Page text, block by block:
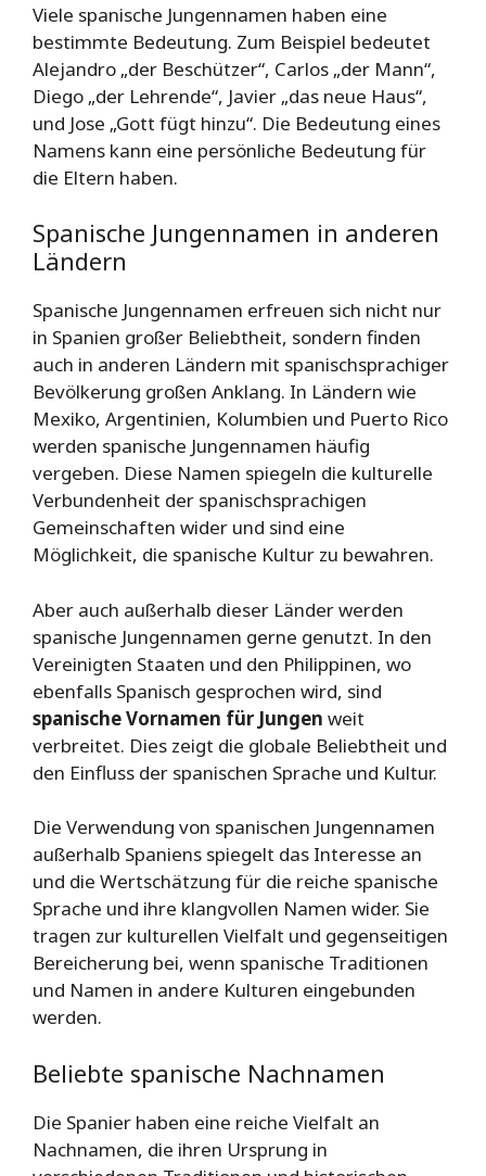
Viele spanische Jungennamen haben eine
bestimmte Bedeutung. Zum Beispiel bedeutet
Alejandro „der Beschützer“, Carlos „der Mann“,
Diego „der Lehrende“, Javier „das neue Haus“,
und Jose „Gott fügt hinzu“. Die Bedeutung eines
Namens kann eine persönliche Bedeutung für
die Eltern haben.
Spanische Jungennamen in anderen
Ländern
Spanische Jungennamen erfreuen sich nicht nur
in Spanien großer Beliebtheit, sondern finden
auch in anderen Ländern mit spanischsprachiger
Bevölkerung großen Anklang. In Ländern wie
Mexiko, Argentinien, Kolumbien und Puerto Rico
werden spanische Jungennamen häufig
vergeben. Diese Namen spiegeln die kulturelle
Verbundenheit der spanischsprachigen
Gemeinschaften wider und sind eine
Möglichkeit, die spanische Kultur zu bewahren.
Aber auch außerhalb dieser Länder werden
spanische Jungennamen gerne genutzt. In den
Vereinigten Staaten und den Philippinen, wo
ebenfalls Spanisch gesprochen wird, sind
spanische Vornamen für Jungen weit
verbreitet. Dies zeigt die globale Beliebtheit und
den Einfluss der spanischen Sprache und Kultur.
Die Verwendung von spanischen Jungennamen
außerhalb Spaniens spiegelt das Interesse an
und die Wertschätzung für die reiche spanische
Sprache und ihre klangvollen Namen wider. Sie
tragen zur kulturellen Vielfalt und gegenseitigen
Bereicherung bei, wenn spanische Traditionen
und Namen in andere Kulturen eingebunden
werden.
Beliebte spanische Nachnamen
Die Spanier haben eine reiche Vielfalt an
Nachnamen, die ihren Ursprung in